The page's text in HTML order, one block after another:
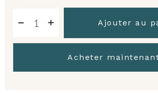
Ajouter au
Acheter